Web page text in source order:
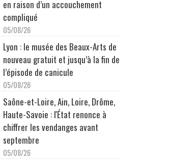
en raison d’un accouchement
compliqué
05/08/26
Lyon : le musée des Beaux-Arts de
nouveau gratuit et jusqu’à la fin de
l’épisode de canicule
05/08/26
Saône-et-Loire, Ain, Loire, Drôme,
Haute-Savoie : l'État renonce à
chiffrer les vendanges avant
septembre
05/08/26